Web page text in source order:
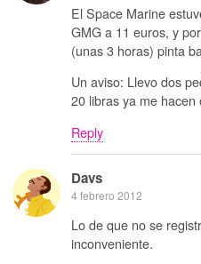
El Space Marine
GMG a 11 euros, y
(unas 3 horas) pinta
Un aviso: Llevo dos
20 libras ya me
Reply
Davs
4 febrero 2012
Lo de que no se
inconveniente.